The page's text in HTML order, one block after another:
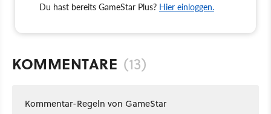
Du hast bereits GameStar Plus? Hier einloggen.
KOMMENTARE (13)
Kommentar-Regeln von GameStar